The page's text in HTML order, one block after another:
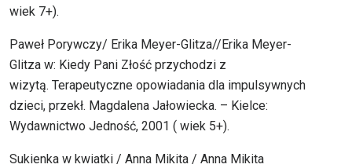
wiek 7+).
Paweł Porywczy/ Erika Meyer-Glitza//Erika Meyer-
Glitza w: Kiedy Pani Złość przychodzi z
wizytą. Terapeutyczne opowiadania dla impulsywnych
dzieci, przekł. Magdalena Jałowiecka. – Kielce:
Wydawnictwo Jedność, 2001 ( wiek 5+).
Sukienka w kwiatki / Anna Mikita / Anna Mikita